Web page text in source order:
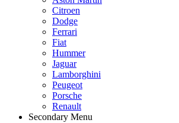
Citroen
Dodge
Ferrari
Fiat
Hummer
Jaguar
Lamborghini
Peugeot
Porsche
Renault
Secondary Menu